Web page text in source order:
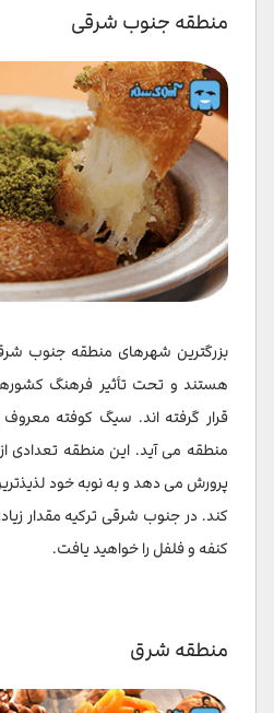
منطقه جنوب شرقی
بزرگترین شهرهای منطقه جنوب
هستند و تحت تأثیر فرهنگ
قرار گرفته اند. سیگ کوفته
منطقه می آید. این منطقه تعدادی
پرورش می دهد و به نوبه خود
کند. در جنوب شرقی ترکیه مقدار
کنفه و فلفل را خواهید یافت.
منطقه شرق